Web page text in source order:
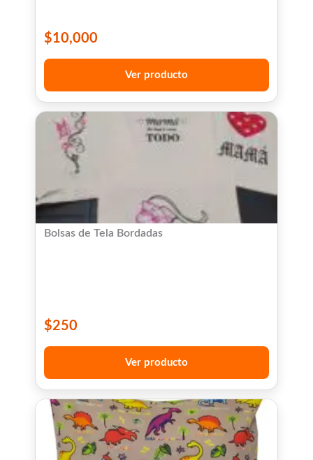
$10,000
Ver producto
Bolsas de Tela Bordadas
$250
Ver producto